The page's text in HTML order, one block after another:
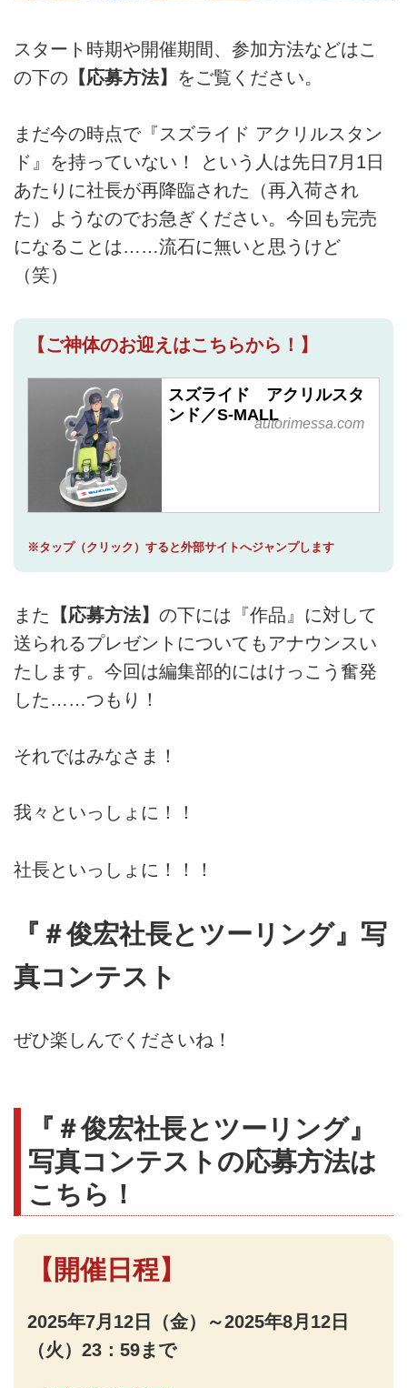
スタート時期や開催期間、参加方法などはこ
の下の 【応募方法】 をご覧ください。
まだ今の時点で『スズライド アクリルスタン
ド』を持っていない！ という人は先日7月1日
あたりに社長が再降臨された（再入荷され
た）ようなのでお急ぎください。今回も完売
になることは……流石に無いと思うけど
（笑）
【ご神体のお迎えはこちらから！】
スズライド アクリルスタ
ンド／S-MALLautorimessa.com
※タップ（クリック）すると外部サイトへジャンプします
また 【応募方法】 の下には『作品』に対して
送られるプレゼントについてもアナウンスい
たします。今回は編集部的にはけっこう奮発
した……つもり！
それではみなさま！
我々といっしょに！！
社長といっしょに！！！
『＃俊宏社長とツーリング』写
真コンテスト
ぜひ楽しんでくださいね！
『＃俊宏社長とツーリング』
写真コンテストの応募方法は
こちら！
【開催日程】
2025年7月12日（金）～2025年8月12日
（火）23：59まで